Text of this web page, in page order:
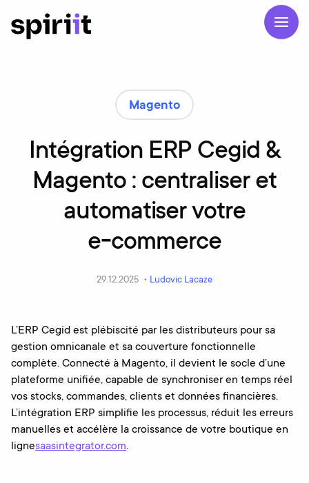
Magento
Intégration ERP Cegid &
Magento : centraliser et
automatiser votre
e‑commerce
29.12.2025 • Ludovic Lacaze
L’ERP Cegid est plébiscité par les distributeurs pour sa
gestion omnicanale et sa couverture fonctionnelle
complète. Connecté à Magento, il devient le socle d’une
plateforme unifiée, capable de synchroniser en temps réel
vos stocks, commandes, clients et données financières.
L’intégration ERP simplifie les processus, réduit les erreurs
manuelles et accélère la croissance de votre boutique en
lignesaasintegrator.com.